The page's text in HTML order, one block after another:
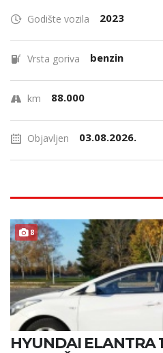
Godište vozila 2023
Vrsta goriva benzin
km 88.000
Objavljen 03.08.2026.
8
HYUNDAI ELANTRA